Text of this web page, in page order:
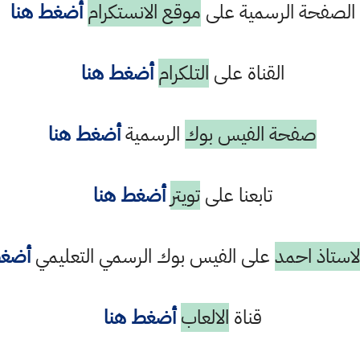
الصفحة الرسمية على موقع الانستكرام أضغط هنا
القناة على التلكرام أضغط هنا
صفحة الفيس بوك الرسميةأضغط هنا
تابعنا علىتويتر أضغط هنا
احمدعلى الفيس بوك الرسمي التعليمي
قناة الالعاب أضغط هنا